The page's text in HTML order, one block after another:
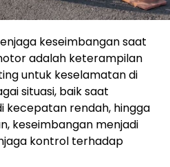
keseimbangan saat
adalah keterampilan
untuk keselamatan di
situasi, baik saat
kecepatan rendah, hingga
keseimbangan menjadi
kontrol terhadap